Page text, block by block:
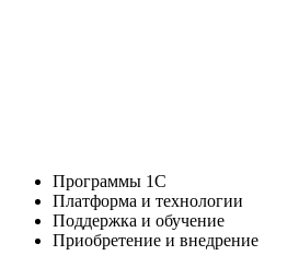
Программы 1С
Платформа и технологии
Поддержка и обучение
Приобретение и внедрение